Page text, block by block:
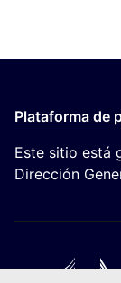
Plataforma de
Este sitio está
Dirección